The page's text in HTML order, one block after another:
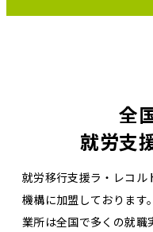
全
就労支
就労移行支援ラ・レコル
機構に加盟しております
業所は全国で多くの就職